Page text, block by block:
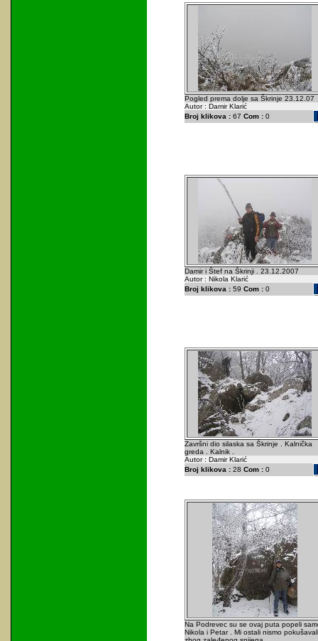
Pogled prema dolje sa Škrinje 23.12.07
Autor : Damir Klarić
Broj klikova :67 Com :0
Damir i Štef na Škrinji . 23.12.2007
Autor : Nikola Klarić
Broj klikova :59 Com :0
Završni dio silaska sa Škrinje . Kalnička
greda . Kalnik .
Autor : Damir Klarić
Broj klikova :28 Com :0
Na Podrevec su se ovaj puta popeli
Nikola i Petar . Mi ostali nismo pokušavali